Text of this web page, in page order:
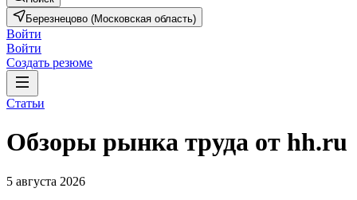
Березнецово (Московская область)
Войти
Войти
Создать резюме
Статьи
Обзоры рынка труда от hh.ru
5 августа 2026